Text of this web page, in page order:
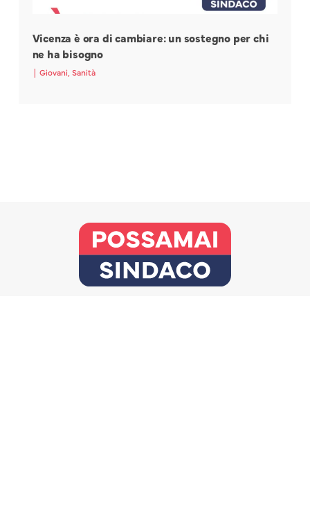
Vicenza è ora di cambiare: un sostegno per chi
ne ha bisogno
| Giovani, Sanità